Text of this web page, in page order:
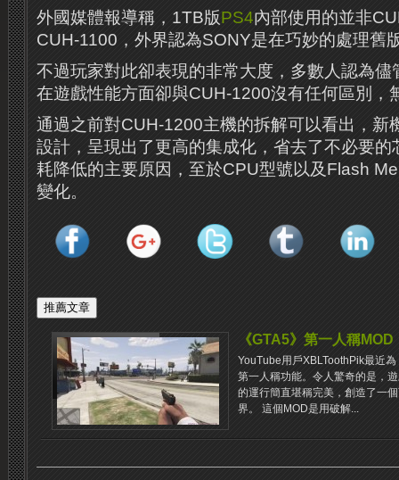
外國媒體報導稱，1TB版PS4內部使用的並非
CUH-1100，外界認為SONY是在巧妙的處理舊
不過玩家對此卻表現的非常大度，多數人認為儘
在遊戲性能方面卻與CUH-1200沒有任何區別，
通過之前對CUH-1200主機的拆解可以看出，新
設計，呈現出了更高的集成化，省去了不必要的
耗降低的主要原因，至於CPU型號以及Flash
變化。
《GTA5》第一人稱MOD
YouTube用戶XBLToothPik最近
第一人稱功能。令人驚奇的是，
的運行簡直堪稱完美，創造了一
界。 這個MOD是用破解...